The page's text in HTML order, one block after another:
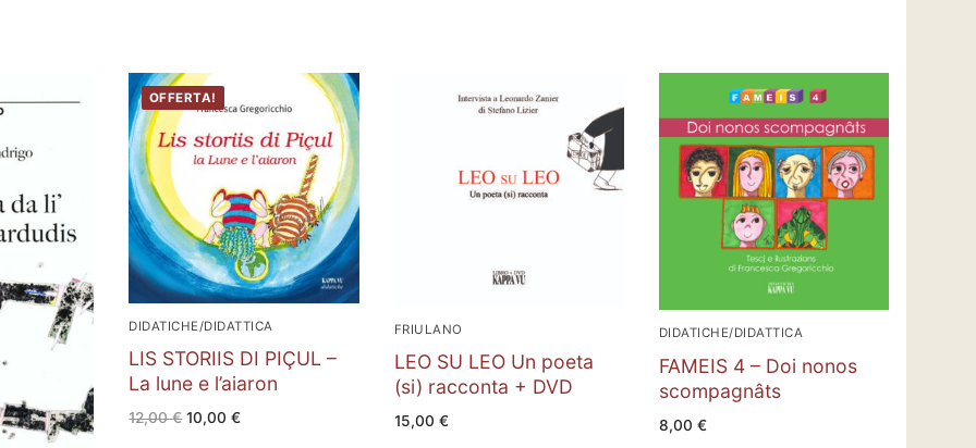
OFFERTA!
DIDATICHE/DIDATTICA
LIS STORIIS DI PIÇUL –
La lune e l’aiaron
12,00€ Il
prezzo
10,00€Il
FRIULANO
LEO SU LEO Un poeta
(si) racconta + DVD
15,00 €
DIDATICHE/DIDATTICA
FAMEIS 4 – Doi nonos
scompagnâts
8,00 €